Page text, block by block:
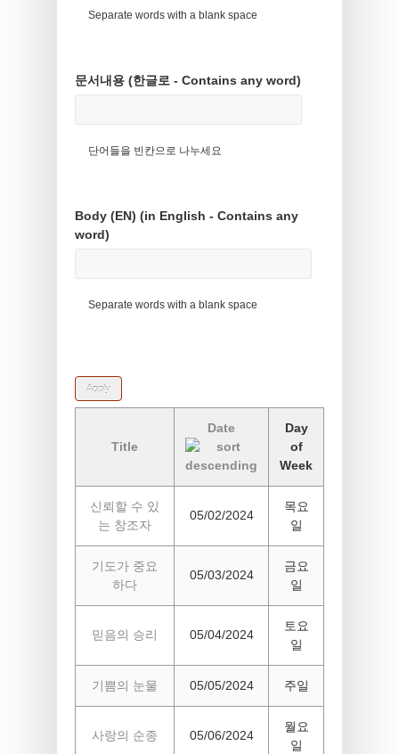
Separate words with a blank space
문서내용 (한글로 - Contains any word)
단어들을 빈칸으로 나누세요
Body (EN) (in English - Contains any
word)
Separate words with a blank space
Title
Date
Day
of
Week
신뢰할 수 있
는 창조자
05/02/2024
목요
일
기도가 중요
하다
05/03/2024
금요
일
믿음의 승리 05/04/2024
토요
일
기쁨의 눈물 05/05/2024 주일
사랑의 순종 05/06/2024
월요
일